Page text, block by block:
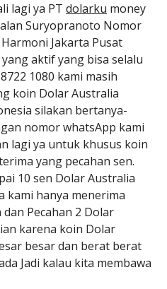
lagi ya PT dolarku money
Suryopranoto Nomor
Jakarta Pusat
aktif yang bisa selalu
1080 kami masih
koin Dolar Australia
silakan bertanya-
nomor whatsApp kami
lagi ya untuk khusus koin
yang pecahan sen.
10 sen Dolar Australia
kami hanya menerima
Pecahan 2 Dolar
karena koin Dolar
besar dan berat berat
Jadi kalau kita membawa